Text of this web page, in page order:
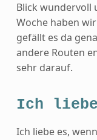
Blick wundervoll
Woche haben
gefällt es da
andere Routen
sehr darauf.
Ich
Ich liebe es,